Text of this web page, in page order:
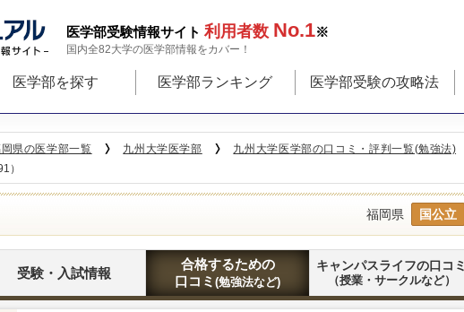
医学部受験情報サイト 利用者数 No.1※
国内全82大学の医学部情報をカバー！
医学部を探す 医学部ランキング 医学部受験の攻略法
県の医学部一覧 九州大学医学部
九州大学医学部の口コミ・評判一覧(勉強法)
）
福岡県 国公立
受験・入試情報
合格するための
口コミ (勉強法など)
キャンパスライフの口コミ
（授業・サークルなど）